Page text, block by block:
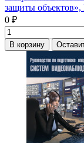
защиты
0 ₽
В корзину